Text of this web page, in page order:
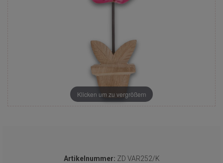
Klicken um zu vergrößern
Artikelnummer: ZD VAR252/K